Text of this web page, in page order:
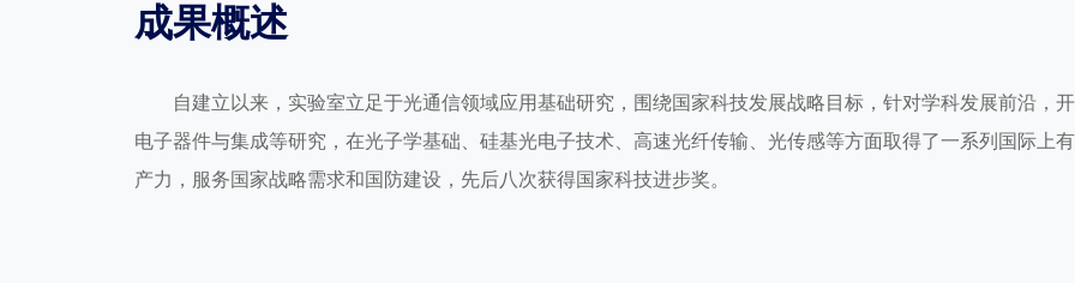
成果概述
自建立以来，实验室立足于光通信领域应用基础研究，围绕国家科技发展战略目标，针对学科发展前沿，
电子器件与集成等研究，在光子学基础、硅基光电子技术、高速光纤传输、光传感等方面取得了一系列国际上
产力，服务国家战略需求和国防建设，先后八次获得国家科技进步奖。